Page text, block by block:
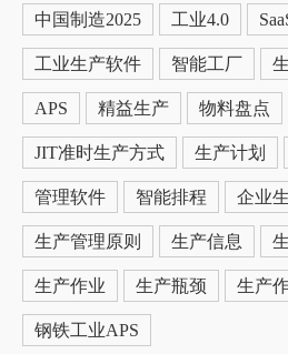
中国制造2025 工业4.0
工业生产软件 智能工厂
APS 精益生产 物料盘点
JIT准时生产方式 生产计划
管理软件 智能排程 企业
生产管理原则 生产信息
生产作业 生产瓶颈 生产
钢铁工业APS